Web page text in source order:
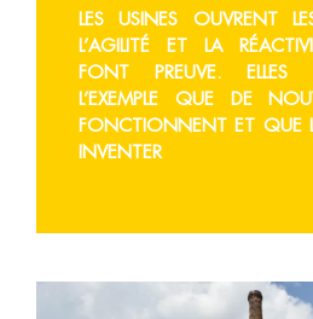
LES USINES OUVRENT
L’AGILITÉ ET LA
FONT PREUVE. ELLES
L’EXEMPLE QUE DE
FONCTIONNENT ET QUE
INVENTER